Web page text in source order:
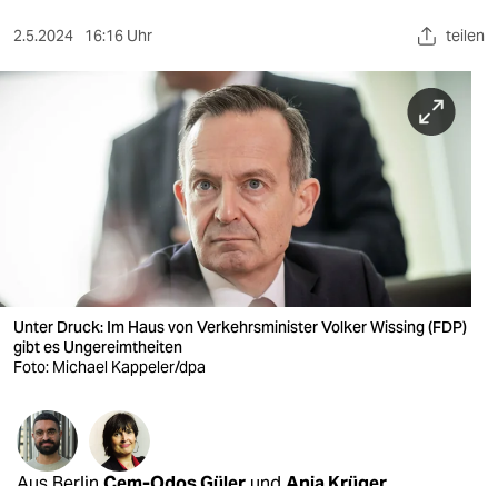
wahrheit
verlag
verlag
shop
fragen & hilfe
2.5.2024 16:16 Uhr teilen
Unter Druck: Im Haus von Verkehrsminister Volker Wissing (FDP)
gibt es Ungereimtheiten
Foto: Michael Kappeler/dpa